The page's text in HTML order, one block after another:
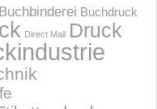
Buchbinderei Buchdruck
Direct Mail Druck